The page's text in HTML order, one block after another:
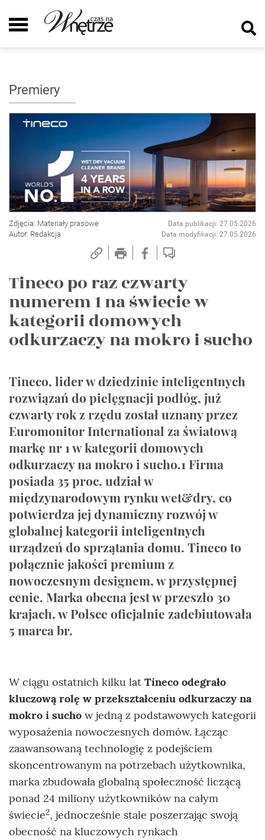
Premiery
Zdjęcia: Materiały prasowe
Autor: Redakcja
Data publikacji: 27.05.2026
Data modyfikacji: 27.05.2026
Tineco po raz czwarty
numerem 1 na świecie w
kategorii domowych
odkurzaczy na mokro i sucho
Tineco, lider w dziedzinie inteligentnych
rozwiązań do pielęgnacji podłóg, już
czwarty rok z rzędu został uznany przez
Euromonitor International za światową
markę nr 1 w kategorii domowych
odkurzaczy na mokro i sucho.1 Firma
posiada 35 proc. udział w
międzynarodowym rynku wet&dry, co
potwierdza jej dynamiczny rozwój w
globalnej kategorii inteligentnych
urządzeń do sprzątania domu. Tineco to
połącznie jakości premium z
nowoczesnym designem, w przystępnej
cenie. Marka obecna jest w przeszło 30
krajach, w Polsce oficjalnie zadebiutowała
5 marca br.
W ciągu ostatnich kilku lat Tineco odegrało
kluczową rolę w przekształceniu odkurzaczy na
mokro i sucho w jedną z podstawowych kategorii
wyposażenia nowoczesnych domów. Łącząc
zaawansowaną technologię z podejściem
skoncentrowanym na potrzebach użytkownika,
marka zbudowała globalną społeczność liczącą
ponad 24 miliony użytkowników na całym
świecie2, jednocześnie stale poszerzając swoją
obecność na kluczowych rynkach